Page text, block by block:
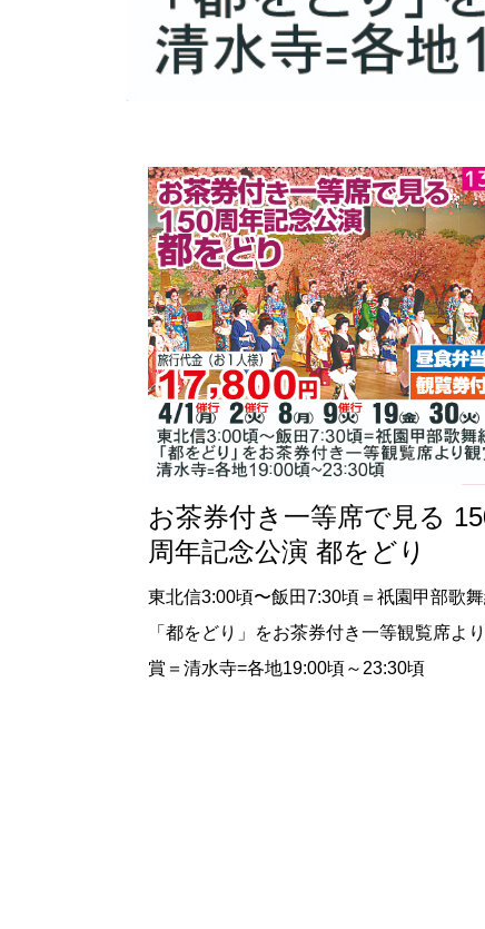
お茶券付き一等席で見る
周年記念公演 都をどり
東北信3:00頃〜飯田7:30頃＝祇園甲部歌
「都をどり」をお茶券付き一等観覧席よ
賞＝清水寺=各地19:00頃～23:30頃